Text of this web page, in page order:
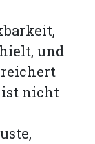
und
ist nicht